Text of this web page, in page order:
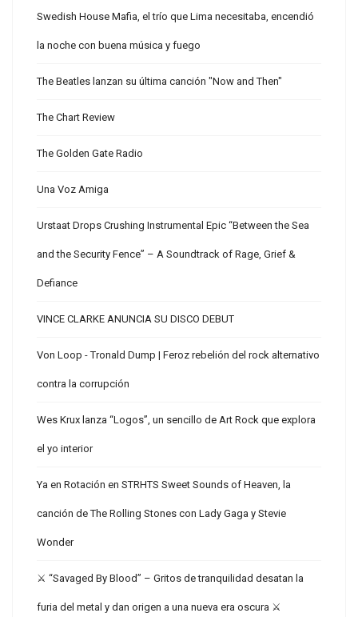
Swedish House Mafia, el trío que Lima necesitaba, encendió
la noche con buena música y fuego
The Beatles lanzan su última canción "Now and Then"
The Chart Review
The Golden Gate Radio
Una Voz Amiga
Urstaat Drops Crushing Instrumental Epic “Between the Sea
and the Security Fence” – A Soundtrack of Rage, Grief &
Defiance
VINCE CLARKE ANUNCIA SU DISCO DEBUT
Von Loop - Tronald Dump | Feroz rebelión del rock alternativo
contra la corrupción
Wes Krux lanza “Logos”, un sencillo de Art Rock que explora
el yo interior
Ya en Rotación en STRHTS Sweet Sounds of Heaven, la
canción de The Rolling Stones con Lady Gaga y Stevie
Wonder
⚔️ “Savaged By Blood” – Gritos de tranquilidad desatan la
furia del metal y dan origen a una nueva era oscura ⚔️